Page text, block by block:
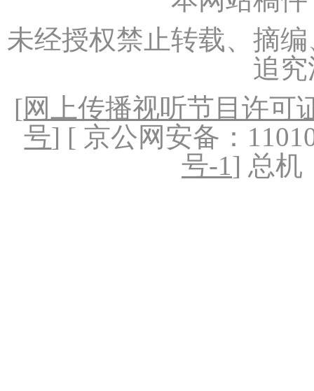
未经授权禁止转载、摘
追
[网上传播视听节目许可
号] [ 京公网安备：
号-1] 总机